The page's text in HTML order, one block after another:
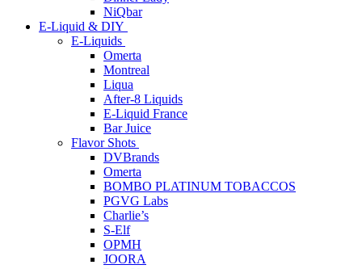
NiQbar
E-Liquid & DIY
E-Liquids
Omerta
Montreal
Liqua
After-8 Liquids
E-Liquid France
Bar Juice
Flavor Shots
DVBrands
Omerta
BOMBO PLATINUM TOBACCOS
PGVG Labs
Charlie’s
S-Elf
OPMH
JOORA